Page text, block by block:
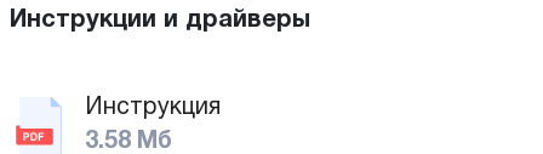
Инструкции и драйверы
Инструкция
3.58 Мб